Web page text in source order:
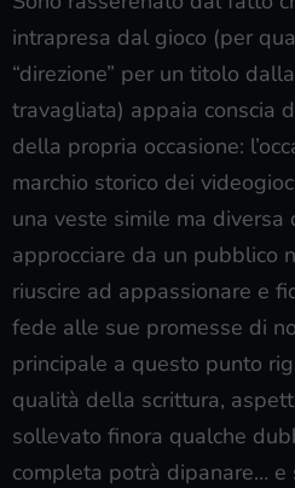
intrapresa dal gioco (per
“direzione” per un titolo
travagliata) appaia conscia
della propria occasione:
marchio storico dei
una veste simile ma
approcciare da un pubblico
riuscire ad appassionare e
fede alle sue promesse di
principale a questo punto
qualità della scrittura,
sollevato finora qualche
completa potrà dipanare… e